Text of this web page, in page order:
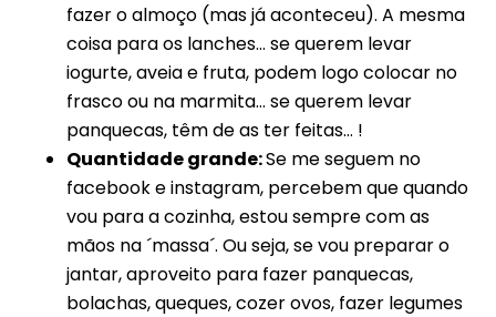
fazer o almoço (mas já aconteceu). A mesma
coisa para os lanches… se querem levar
iogurte, aveia e fruta, podem logo colocar no
frasco ou na marmita… se querem levar
panquecas, têm de as ter feitas… !
Quantidade grande:Se me seguem no
facebook e instagram, percebem que quando
vou para a cozinha, estou sempre com as
mãos na ´massa´. Ou seja, se vou preparar o
jantar, aproveito para fazer panquecas,
bolachas, queques, cozer ovos, fazer legumes